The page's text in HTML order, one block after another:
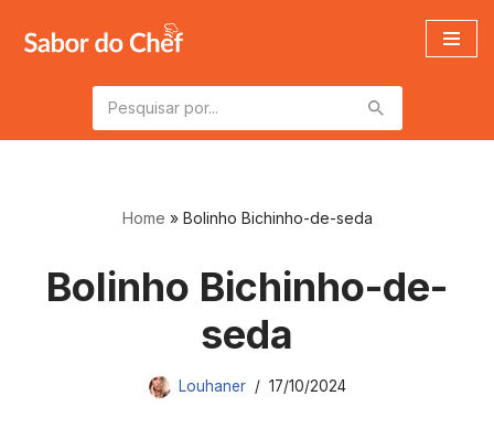
Pular
conteúdo
Home » Bolinho Bichinho-de-seda
Bolinho Bichinho-de-
seda
Louhaner 17/10/2024